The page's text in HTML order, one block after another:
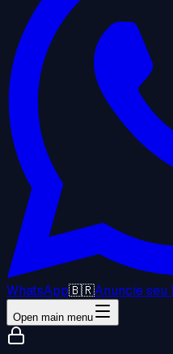
WhatsApp🇧🇷Anuncie seu
Open main menu